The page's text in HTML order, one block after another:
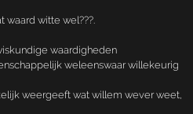
waard witte wel???.
waardigheden
weleenswaar willekeurig
weergeeft wat willem wever weet,